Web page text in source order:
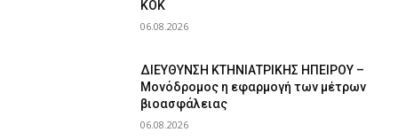
ΚΟΚ
06.08.2026
ΔΙΕΥΘΥΝΣΗ ΚΤΗΝΙΑΤΡΙΚΗΣ ΗΠΕΙΡΟΥ –
Μονόδρομος η εφαρμογή των μέτρων
βιοασφάλειας
06.08.2026